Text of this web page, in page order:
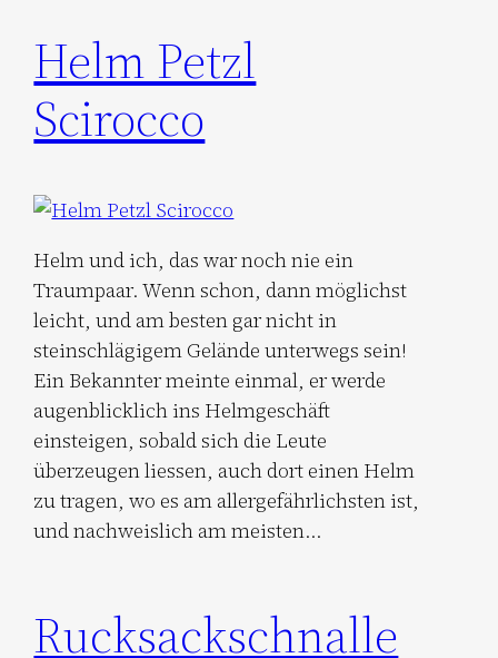
Helm Petzl
Scirocco
Helm und ich, das war noch nie ein
Traumpaar. Wenn schon, dann möglichst
leicht, und am besten gar nicht in
steinschlägigem Gelände unterwegs sein!
Ein Bekannter meinte einmal, er werde
augenblicklich ins Helmgeschäft
einsteigen, sobald sich die Leute
überzeugen liessen, auch dort einen Helm
zu tragen, wo es am allergefährlichsten ist,
und nachweislich am meisten…
Rucksackschnalle